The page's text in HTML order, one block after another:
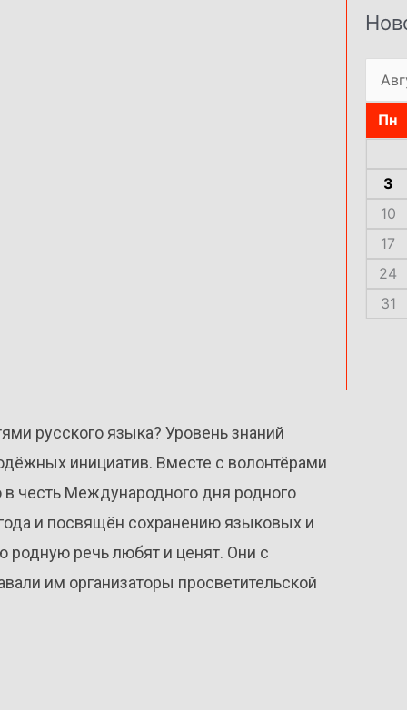
русского языка? Уровень знаний
инициатив. Вместе с волонтёрами
честь Международного дня родного
и посвящён сохранению языковых и
родную речь любят и ценят. Они с
им организаторы просветительской
Пн
3
10
17
24
31